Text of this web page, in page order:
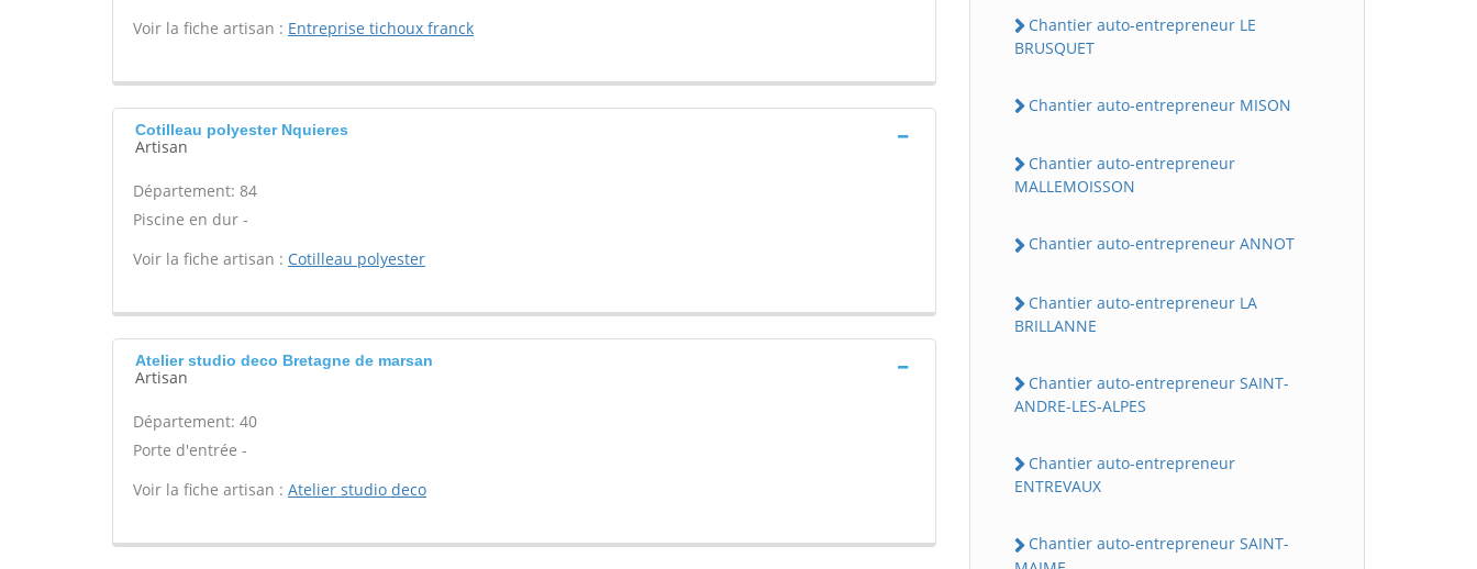
Voir la fiche artisan : Entreprise tichoux franck
Cotilleau polyester Nquieres
Artisan
Département: 84
Piscine en dur -
Voir la fiche artisan : Cotilleau polyester
Atelier studio deco Bretagne de marsan
Artisan
Département: 40
Porte d'entrée -
Voir la fiche artisan : Atelier studio deco
Chantier auto-entrepreneur LE
BRUSQUET
Chantier auto-entrepreneur MISON
Chantier auto-entrepreneur
MALLEMOISSON
Chantier auto-entrepreneur ANNOT
Chantier auto-entrepreneur LA
BRILLANNE
Chantier auto-entrepreneur SAINT-
ANDRE-LES-ALPES
Chantier auto-entrepreneur
ENTREVAUX
Chantier auto-entrepreneur SAINT-